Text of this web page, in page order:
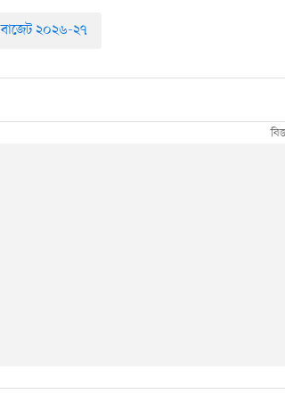
বাজেট ২০২৬-২৭